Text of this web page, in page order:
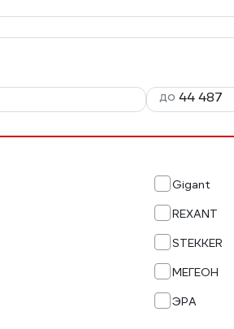
до
Gigant
REXANT
STEKKER
МЕГЕОН
ЭРА